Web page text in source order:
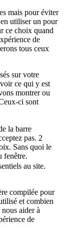
mais pour éviter
utiliser un pour
ce choix quand
de
tous ceux
sur votre
ce qui y est
montrer ou
ci sont
la barre
pas. 2
Sans quoi le
fenêtre.
au site.
compilée pour
et combien
aider à
de